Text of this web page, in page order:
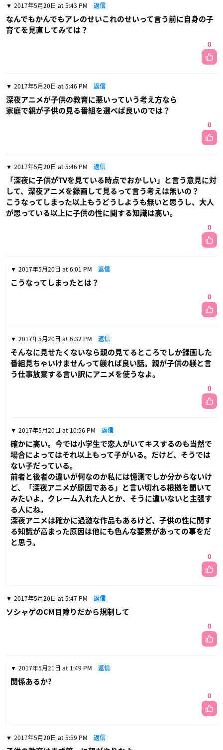
2017年5月20日 at 5:43 PM 返信
なんでもかんでもアレのせいこれのせいって言う前に自身の子
育てを見直してみては？
0
2017年5月20日 at 5:46 PM 返信
深夜アニメが子供の教育に悪いっていう考え方なら
家庭で親が子供の見る番組を選べば良いのでは？
0
2017年5月20日 at 5:46 PM 返信
「深夜に子供がTVを見ている時点でおかしい」と言う意見に対
して、深夜アニメを録画して見るって言う考えは無いの？
こうなってしまった以上もうどうしようも無いと思うし、大人
が思っている以上に子供の性に関する知識は高い。
0
2017年5月20日 at 6:01 PM 返信
こうなってしまったとは？
0
2017年5月20日 at 6:32 PM 返信
そんなに見せたくないなら親の見てるところでしか録画した
番組見ちゃいけませんって躾れば良い話。親が子供の躾と言
う仕事放棄する言い訳にアニメを使うなよ。
0
2017年5月20日 at 10:56 PM 返信
確かに高い。今では小学生で恋人がいてキスするのも当然で
場合によってはそれ以上もって子がいる。だけど、そうでは
ない子だっている。
前者と後者の違いが何なのか私には憶測でしか分からないけ
ど、「深夜アニメが原因である」と言い切れる根拠を聞いて
みたいよ。クレーム入れた人とか、そうに違いないと主張す
る人にね。
深夜アニメは確かに過激な作品もあるけど、子供の性に関す
る知識が高まった原因は他にも色んな要素があっての事をだ
と思う。
0
2017年5月20日 at 5:47 PM 返信
ソシャゲのCM目障りだから規制して
0
2017年5月21日 at 1:49 PM 返信
関係あるか?
0
2017年5月20日 at 5:59 PM 返信